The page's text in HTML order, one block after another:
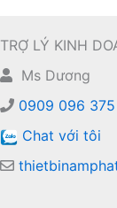
TRỢ LÝ KINH
Ms Dương
0909 096 375
Chat với tôi